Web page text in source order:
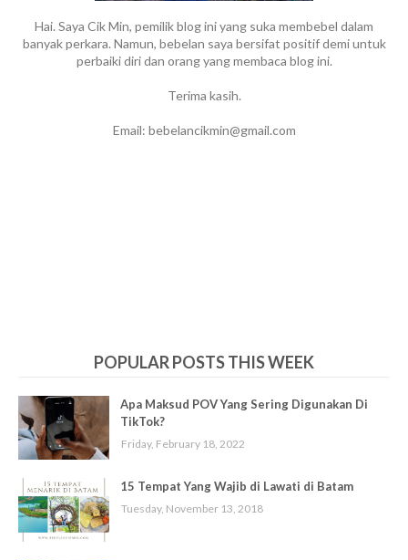
Hai. Saya Cik Min, pemilik blog ini yang suka membebel dalam
banyak perkara. Namun, bebelan saya bersifat positif demi untuk
perbaiki diri dan orang yang membaca blog ini.
Terima kasih.
Email: bebelancikmin@gmail.com
POPULAR POSTS THIS WEEK
Apa Maksud POV Yang Sering Digunakan Di
TikTok?
Friday, February 18, 2022
15 Tempat Yang Wajib di Lawati di Batam
Tuesday, November 13, 2018